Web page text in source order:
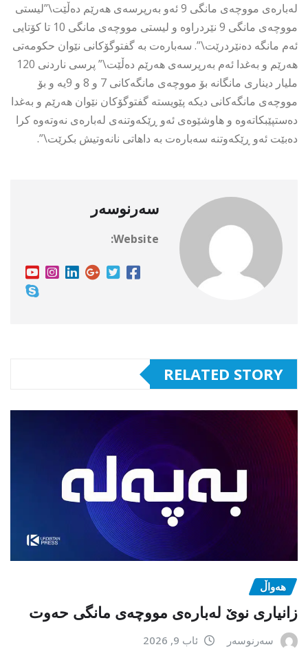
لەبارەی مووچەی مانگی 9 ئەو بەرپرسەی هەرێم دەڵێت\”لیستی
مووچەی مانگی 9 نێردراوە و لیستی مووچەی مانگی 10 تا کۆتایی
ئەم مانگە دەنێردرێت\”. سەبارەت بە گفتوگۆکانی نێوان حکومەتی
هەرێم و بەغدا ئەم بەرپرسەی هەرێم دەڵێت\” پرسی ناردنی 120
ملیار دیناری مانگانە بۆ مووچەی مانگەکانی 7 و 8 و 9یە و بۆ
مووچەی مانگەکانی دیکە پێویستە گفتوگۆکان نێوان هەرێم و بەغدا
دەستپێبکاتەوە و هاوشێوەی ئەو ڕێکەوتنەی لەبارەی نەوتەوە کرا
دەبێت ئەو ڕێکەوتنە سەبارەت بە داهاتی نانەوتیش بکرێت\”.
سەرنوسەر
Website:
RELATED STORY
هەواڵ
زانیاری نوێ لەبارەی مووچەی مانگی حەوت
سەرنوسەر ئاب 9, 2026